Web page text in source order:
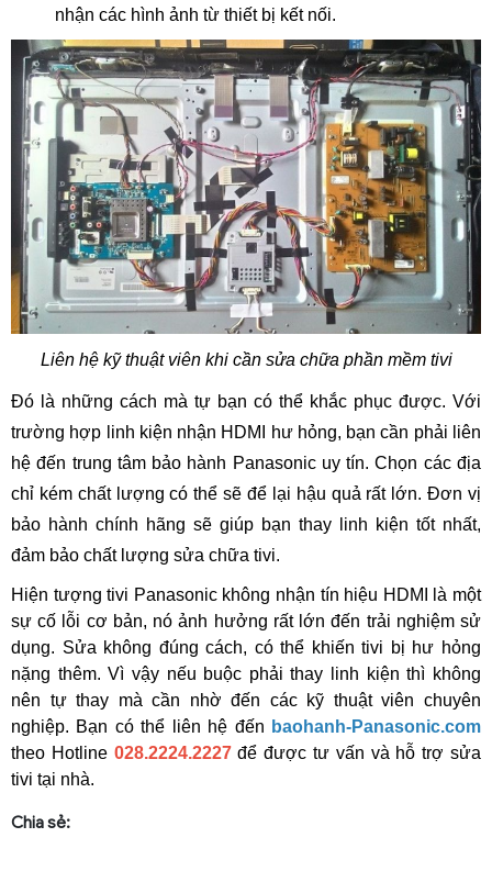
nhận các hình ảnh từ thiết bị kết nối.
Liên hệ kỹ thuật viên khi cần sửa chữa phần mềm tivi
Đó là những cách mà tự bạn có thể khắc phục được. Với
trường hợp linh kiện nhận HDMI hư hỏng, bạn cần phải liên
hệ đến trung tâm bảo hành Panasonic uy tín. Chọn các địa
chỉ kém chất lượng có thể sẽ để lại hậu quả rất lớn. Đơn vị
bảo hành chính hãng sẽ giúp bạn thay linh kiện tốt nhất,
đảm bảo chất lượng sửa chữa tivi.
Hiện tượng tivi Panasonic không nhận tín hiệu HDMI là một
sự cố lỗi cơ bản, nó ảnh hưởng rất lớn đến trải nghiệm sử
dụng. Sửa không đúng cách, có thể khiến tivi bị hư hỏng
nặng thêm. Vì vậy nếu buộc phải thay linh kiện thì không
nên tự thay mà cần nhờ đến các kỹ thuật viên chuyên
nghiệp. Bạn có thể liên hệ đến baohanh-Panasonic.com
theo Hotline 028.2224.2227 để được tư vấn và hỗ trợ sửa
tivi tại nhà.
Chia sẻ: